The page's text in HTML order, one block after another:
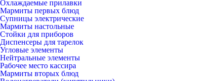
Охлаждаемые прилавки
Мармиты первых блюд
Супницы электрические
Мармиты настольные
Стойки для приборов
Диспенсеры для тарелок
Угловые элементы
Нейтральные элементы
Рабочее место кассира
Мармиты вторых блюд